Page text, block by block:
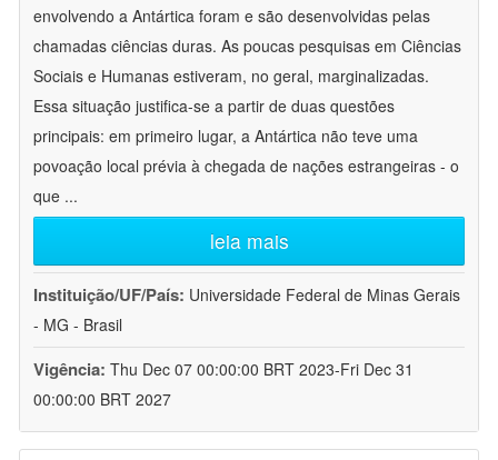
envolvendo a Antártica foram e são desenvolvidas pelas
chamadas ciências duras. As poucas pesquisas em Ciências
Sociais e Humanas estiveram, no geral, marginalizadas.
Essa situação justifica-se a partir de duas questões
principais: em primeiro lugar, a Antártica não teve uma
povoação local prévia à chegada de nações estrangeiras - o
que ...
leia mais
Instituição/UF/País: Universidade Federal de Minas Gerais
- MG - Brasil
Vigência: Thu Dec 07 00:00:00 BRT 2023-Fri Dec 31
00:00:00 BRT 2027